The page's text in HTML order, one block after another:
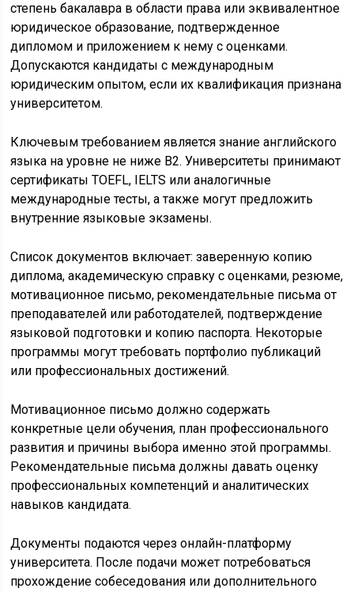
степень бакалавра в области права или эквивалентное
юридическое образование, подтвержденное
дипломом и приложением к нему с оценками.
Допускаются кандидаты с международным
юридическим опытом, если их квалификация признана
университетом.
Ключевым требованием является знание английского
языка на уровне не ниже B2. Университеты принимают
сертификаты TOEFL, IELTS или аналогичные
международные тесты, а также могут предложить
внутренние языковые экзамены.
Список документов включает: заверенную копию
диплома, академическую справку с оценками, резюме,
мотивационное письмо, рекомендательные письма от
преподавателей или работодателей, подтверждение
языковой подготовки и копию паспорта. Некоторые
программы могут требовать портфолио публикаций
или профессиональных достижений.
Мотивационное письмо должно содержать
конкретные цели обучения, план профессионального
развития и причины выбора именно этой программы.
Рекомендательные письма должны давать оценку
профессиональных компетенций и аналитических
навыков кандидата.
Документы подаются через онлайн-платформу
университета. После подачи может потребоваться
прохождение собеседования или дополнительного